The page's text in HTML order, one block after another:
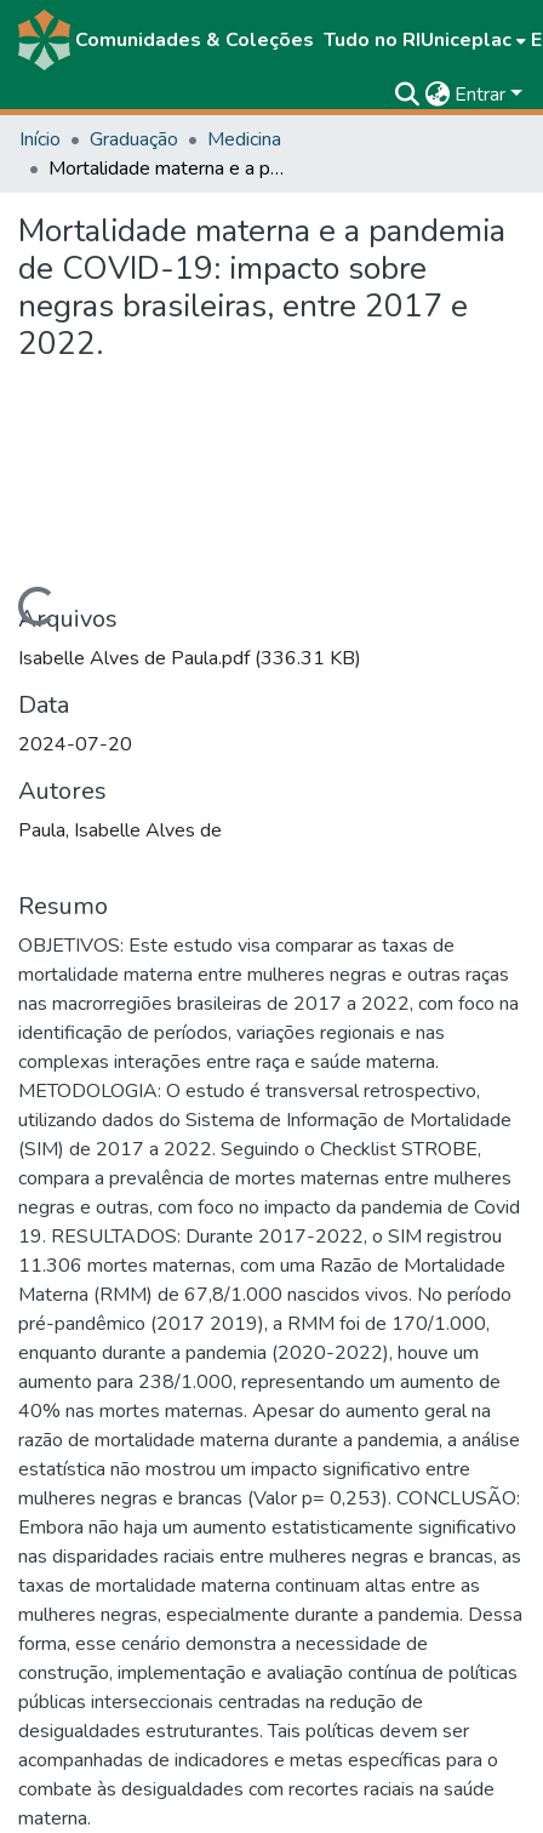
Comunidades & Coleções Tudo no RIUniceplac
Entrar
Início
Graduação
Medicina
Mortalidade materna e a pandemia de COVID-19: impacto sobre negras brasileiras, entre 2017 e 2022.
Mortalidade materna e a pandemia
de COVID-19: impacto sobre
negras brasileiras, entre 2017 e
2022.
Carregando...
Arquivos
Isabelle Alves de Paula.pdf(336.31 KB)
Data
2024-07-20
Autores
Paula, Isabelle Alves de
Resumo
OBJETIVOS: Este estudo visa comparar as taxas de
mortalidade materna entre mulheres negras e outras raças
nas macrorregiões brasileiras de 2017 a 2022, com foco na
identificação de períodos, variações regionais e nas
complexas interações entre raça e saúde materna.
METODOLOGIA: O estudo é transversal retrospectivo,
utilizando dados do Sistema de Informação de Mortalidade
(SIM) de 2017 a 2022. Seguindo o Checklist STROBE,
compara a prevalência de mortes maternas entre mulheres
negras e outras, com foco no impacto da pandemia de Covid
19. RESULTADOS: Durante 2017-2022, o SIM registrou
11.306 mortes maternas, com uma Razão de Mortalidade
Materna (RMM) de 67,8/1.000 nascidos vivos. No período
pré-pandêmico (2017 2019), a RMM foi de 170/1.000,
enquanto durante a pandemia (2020-2022), houve um
aumento para 238/1.000, representando um aumento de
40% nas mortes maternas. Apesar do aumento geral na
razão de mortalidade materna durante a pandemia, a análise
estatística não mostrou um impacto significativo entre
mulheres negras e brancas (Valor p= 0,253). CONCLUSÃO:
Embora não haja um aumento estatisticamente significativo
nas disparidades raciais entre mulheres negras e brancas, as
taxas de mortalidade materna continuam altas entre as
mulheres negras, especialmente durante a pandemia. Dessa
forma, esse cenário demonstra a necessidade de
construção, implementação e avaliação contínua de políticas
públicas interseccionais centradas na redução de
desigualdades estruturantes. Tais políticas devem ser
acompanhadas de indicadores e metas específicas para o
combate às desigualdades com recortes raciais na saúde
materna.